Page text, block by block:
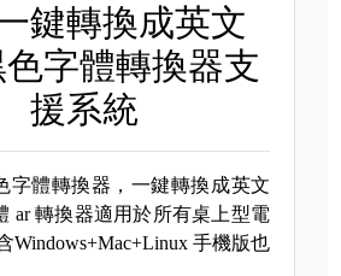
鍵轉換成英文
色字體轉換器支
援系統
字體轉換器，一鍵轉換成英文
ar 轉換器適用於所有桌上型電
Windows+Mac+Linux 手機版也